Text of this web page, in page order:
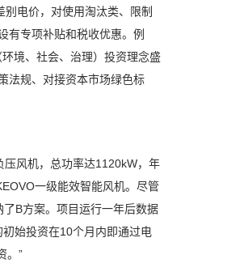
电价，对使用淘汰类、限制
有专项补贴和税收优惠。例
境、社会、治理）投资理念盛
法规、对接资本市场绿色标
风机，总功率达1120kW，年
一级能效智能风机。尽管
B方案。项目运行一年后数据
始投资在10个月内即通过电
。”